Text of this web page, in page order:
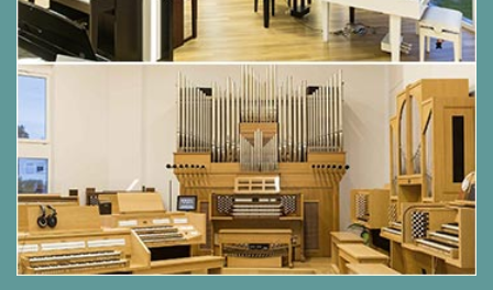
Audio-Recorder: Modi: Echtzeit-Aufnahme,
Wiedergabe, Songs: 99, Aufnahme pro Datei:
maximal ca. 25 Minuten pro Datei, Audiodatei-
Lautstärke: regelbar
Pedale mit Dämpfer-, Sostenuto- und
Zusätzliche Funktionen: Anschlagdynamik: 5
Stufen, aus, Transponierfunktion: 2
Oktaven(-12 bis 0 bis +12), Stimmfunktion:
415,5 Hz bis 440,0 Hz bis 465,9 Hz (0,1 Hz
Schritte), Temperierung: gleichstufig + 16